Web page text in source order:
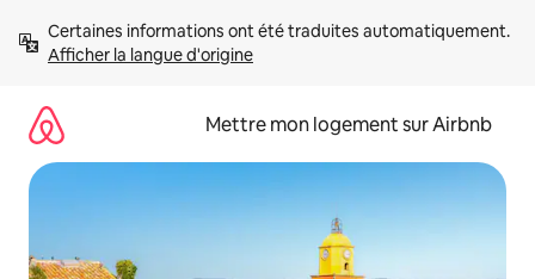
directement
Afficher la langue d'origine
Mettre mon logement sur Airbnb